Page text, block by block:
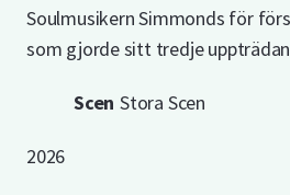
Soulmusikern Simmonds för
som gjorde sitt tredje
Scen Stora Scen
2026